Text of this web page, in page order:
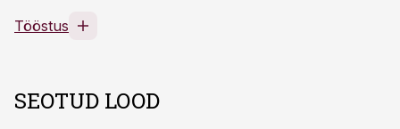
Tööstus
SEOTUD LOOD